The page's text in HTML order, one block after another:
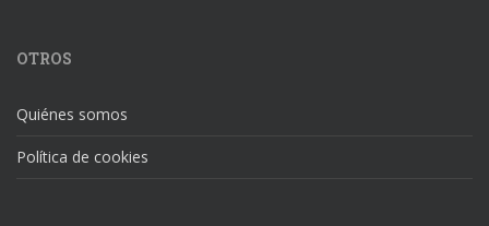
OTROS
Quiénes somos
Política de cookies